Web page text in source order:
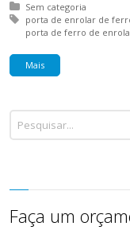
Posted in:
Sem categoria
Tagged with:
porta de enrolar de
porta de ferro de
Mais
Faça um